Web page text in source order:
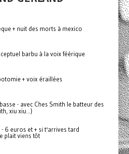
+ nuit des morts à mexico
barbu à la voix féérique
+ voix éraillées
- avec Ches Smith le batteur des
xiu xiu...)
- 6 euros et + si t'arrives tard
plait viens tôt